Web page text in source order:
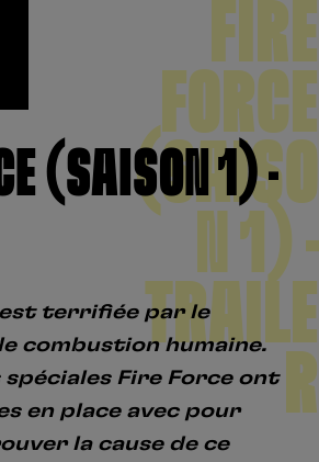
(SAISON 1) –
est terrifiée par le
combustion humaine.
spéciales Fire Force ont
en place avec pour
la cause de ce
FIRE
FORCE
(SAISO
N 1) –
TRAILE
R
Mot de passe oublié?
?
clics pour donner votre avis,